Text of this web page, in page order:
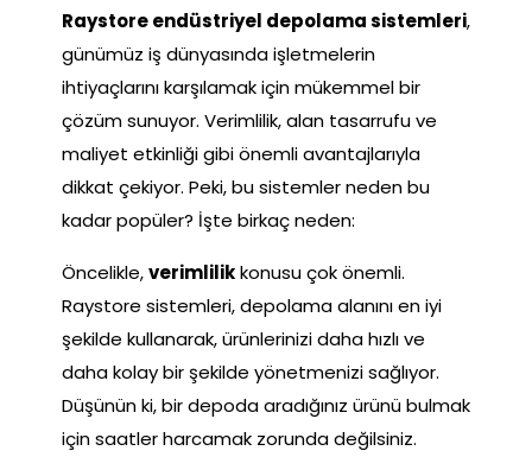
Raystore endüstriyel depolama sistemleri,
günümüz iş dünyasında işletmelerin
ihtiyaçlarını karşılamak için mükemmel bir
çözüm sunuyor. Verimlilik, alan tasarrufu ve
maliyet etkinliği gibi önemli avantajlarıyla
dikkat çekiyor. Peki, bu sistemler neden bu
kadar popüler? İşte birkaç neden:
Öncelikle,verimlilikkonusu çok önemli.
Raystore sistemleri, depolama alanını en iyi
şekilde kullanarak, ürünlerinizi daha hızlı ve
daha kolay bir şekilde yönetmenizi sağlıyor.
Düşünün ki, bir depoda aradığınız ürünü bulmak
için saatler harcamak zorunda değilsiniz.